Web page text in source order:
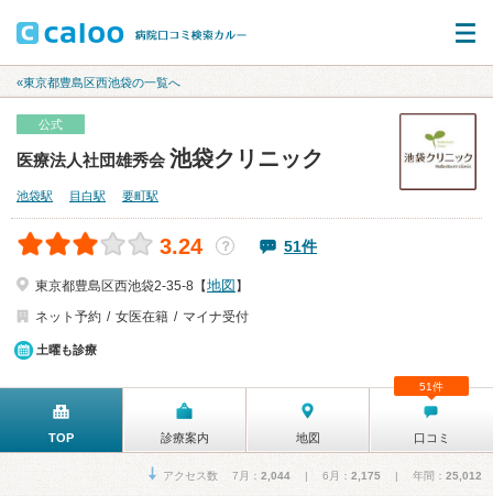
«東京都豊島区西池袋の一覧へ
公式
医療法人社団雄秀会 池袋クリニック
池袋駅 目白駅 要町駅
3.24 ？ 51件
東京都豊島区西池袋2-35-8【地図 】
ネット予約
女医在籍 マイナ受付
土曜も診療
TOP 診療案内 地図 口コミ
51件
アクセス数 7月： 2,044 | 6月： 2,175 | 年間： 25,012